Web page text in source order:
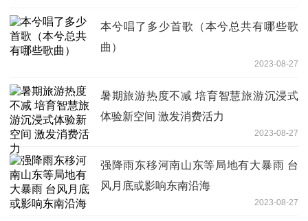
本兮唱了多少首歌（本兮总共有哪些歌
曲）
2023-08-27
暑期旅游热度不减 培育智慧旅游沉浸式
体验新空间 激发消费活力
2023-08-27
强降雨东移河南山东等局地有大暴雨 台
风月底或影响东南沿海
2023-08-27